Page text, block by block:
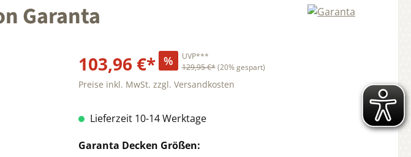
Garanta
103,96 €* %
UVP***
129,95 €* (20% gespart)
Preise inkl. MwSt. zzgl. Versandkosten
Lieferzeit 10-14 Werktage
Garanta Decken Größen:auswählen